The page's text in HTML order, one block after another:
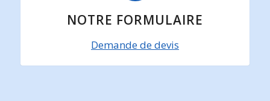
NOTRE FORMULAIRE
Demande de devis